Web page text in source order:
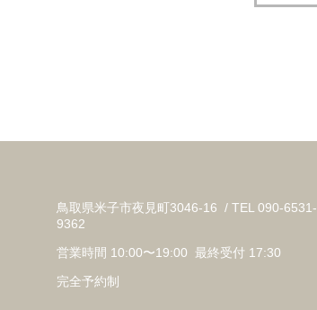
鳥取県米子市夜見町3046-16 / TEL 090-6531-
9362
営業時間 10:00〜19:00 最終受付 17:30
完全予約制